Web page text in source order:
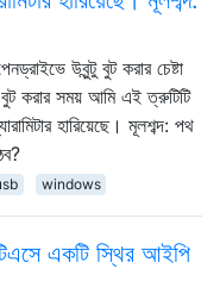
উবুন্টু বুট করার চেষ্টা
করার সময় আমি এই ত্রুটিটি
হারিয়েছে। মূলশব্দ: পথ
windows
একটি স্থির আইপি